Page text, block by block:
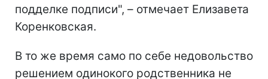
подделке подписи", – отмечает Елизавета
Коренковская.
В то же время само по себе недовольство
решением одинокого родственника не